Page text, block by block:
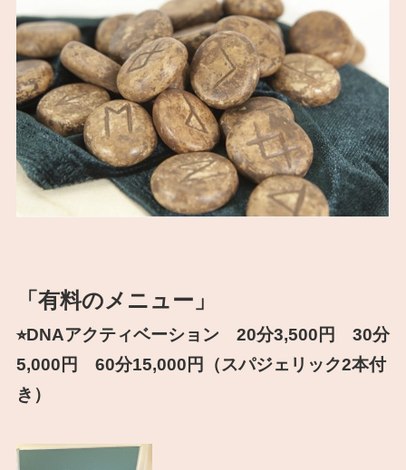
「有料のメニュー」
⭐︎DNAアクティベーション 20分3,500円 30分
5,000円 60分15,000円（スパジェリック2本付
き）